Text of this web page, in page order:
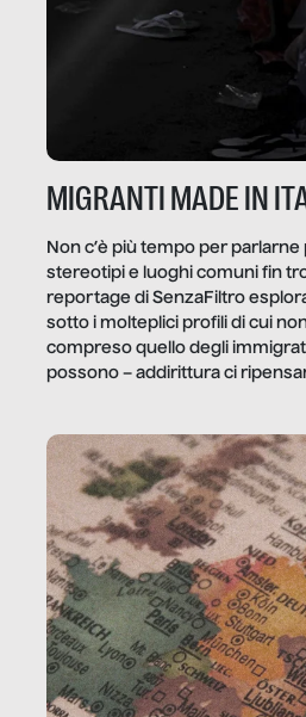
MIGRANTI MADE IN
Non c’è più tempo per
stereotipi e luoghi comuni fin
reportage di SenzaFiltro
sotto i molteplici profili di cui
compreso quello degli
possono – addirittura ci